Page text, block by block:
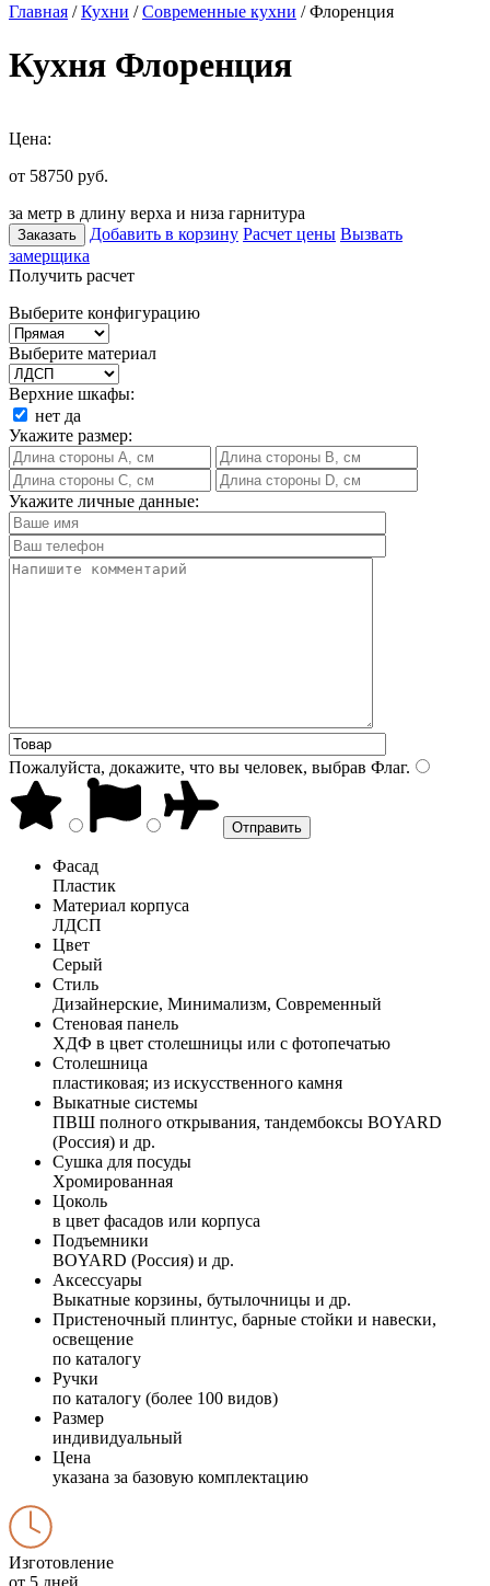
Главная /Кухни /Современные кухни / Флоренция
Кухня Флоренция
Цена:
от 58750 руб.
за метр в длину верха и низа гарнитура
Заказать Добавить в корзину Расчет цены Вызвать
замерщика
Получить расчет
Выберите конфигурацию
Выберите материал
Верхние шкафы:
нет да
Укажите размер:
Укажите личные данные:
Пожалуйста, докажите, что вы человек, выбрав Флаг.
Фасад
Пластик
Материал корпуса
ЛДСП
Цвет
Серый
Стиль
Дизайнерские, Минимализм, Современный
Стеновая панель
ХДФ в цвет столешницы или с фотопечатью
Столешница
пластиковая; из искусственного камня
Выкатные системы
ПВШ полного открывания, тандембоксы BOYARD
(Россия) и др.
Сушка для посуды
Хромированная
Цоколь
в цвет фасадов или корпуса
Подъемники
BOYARD (Россия) и др.
Аксессуары
Выкатные корзины, бутылочницы и др.
Пристеночный плинтус, барные стойки и навески,
освещение
по каталогу
Ручки
по каталогу (более 100 видов)
Размер
индивидуальный
Цена
указана за базовую комплектацию
Изготовление
от 5 дней